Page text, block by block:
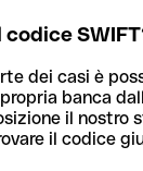
dei casi è
banca
il nostro
il codice